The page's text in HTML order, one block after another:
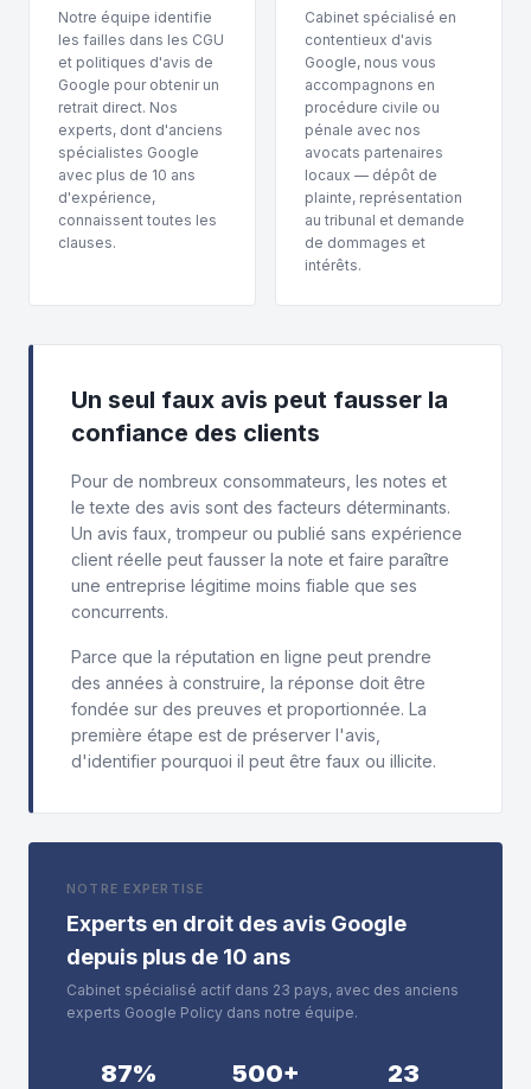
Notre équipe identifie
les failles dans les CGU
et politiques d'avis de
Google pour obtenir un
retrait direct. Nos
experts, dont d'anciens
spécialistes Google
avec plus de 10 ans
d'expérience,
connaissent toutes les
clauses.
Cabinet spécialisé en
contentieux d'avis
Google, nous vous
accompagnons en
procédure civile ou
pénale avec nos
avocats partenaires
locaux — dépôt de
plainte, représentation
au tribunal et demande
de dommages et
intérêts.
Un seul faux avis peut fausser la
confiance des clients
Pour de nombreux consommateurs, les notes et
le texte des avis sont des facteurs déterminants.
Un avis faux, trompeur ou publié sans expérience
client réelle peut fausser la note et faire paraître
une entreprise légitime moins fiable que ses
concurrents.
Parce que la réputation en ligne peut prendre
des années à construire, la réponse doit être
fondée sur des preuves et proportionnée. La
première étape est de préserver l'avis,
d'identifier pourquoi il peut être faux ou illicite.
NOTRE EXPERTISE
Experts en droit des avis Google
depuis plus de 10 ans
Cabinet spécialisé actif dans 23 pays, avec des anciens
experts Google Policy dans notre équipe.
87% 500+ 23